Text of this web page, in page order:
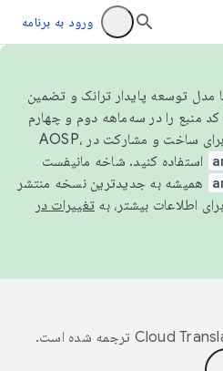
ورود به برنامه
شدن با مدل توسعه پایدار ترانک و تضمین
کد منبع را در سه‌ماهه دوم و چهارم
استفاده کنید. شاخه مانیفست
همیشه به جدیدترین نسخه منتشر
تغییرات در
ترجمه شده است.